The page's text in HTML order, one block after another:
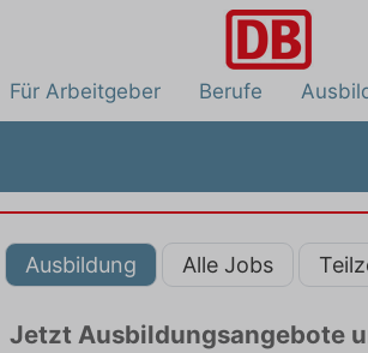
Für Arbeitgeber Berufe
Ausbildung Alle Jobs
Jetzt Ausbildungsangebote